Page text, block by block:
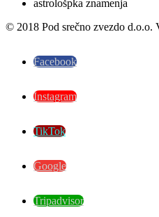
© 2018 Pod srečno zvezdo d.o.o.
Facebook
Instagram
TikTok
Google
Tripadvisor